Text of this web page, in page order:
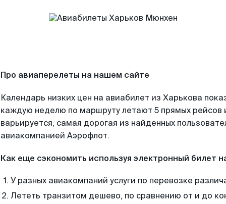
Про авиаперелеты на нашем сайте
Календарь низких цен на авиабилет из Харькова
каждую неделю по маршруту летают 5 прямых рейсов
варьируется, самая дорогая из найденных
авиакомпанией Аэрофлот.
Как еще сэкономить используя электронный билет
У разных авиакомпаний услуги по перевозке
Лететь транзитом дешево, по сравнению от и до